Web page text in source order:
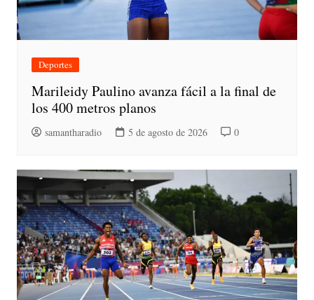
Deportes
Marileidy Paulino avanza fácil a la final de
los 400 metros planos
samantharadio 5 de agosto de 2026 0